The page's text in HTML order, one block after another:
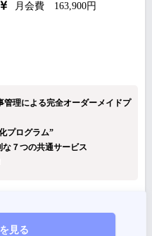
月会費 163,900円
理による完全オーダーメイドプ
プログラム”
７つの共通サービス
見る